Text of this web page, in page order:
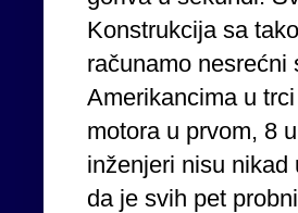
Konstrukcija sa
računamo nesrećni
Amerikancima u
motora u prvom, 8
inženjeri nisu
da je svih pet